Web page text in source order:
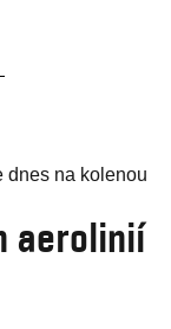
aerolinií